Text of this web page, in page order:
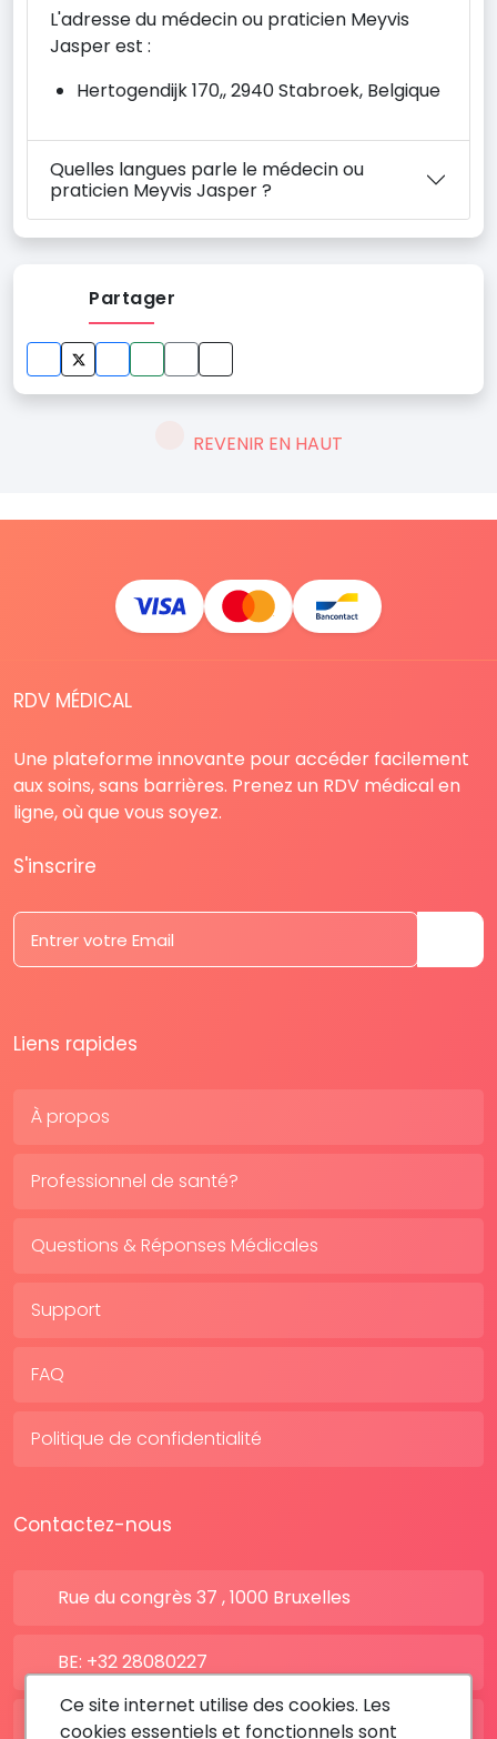
L'adresse du médecin ou praticien Meyvis
Jasper est :
Hertogendijk 170,, 2940 Stabroek, Belgique
Quelles langues parle le médecin ou
praticien Meyvis Jasper ?
Partager
REVENIR EN HAUT
RDV MÉDICAL
Une plateforme innovante pour accéder facilement
aux soins, sans barrières. Prenez un RDV médical en
ligne, où que vous soyez.
S'inscrire
Liens rapides
À propos
Professionnel de santé?
Questions & Réponses Médicales
Support
FAQ
Politique de confidentialité
Contactez-nous
Rue du congrès 37 , 1000 Bruxelles
BE: +32 28080227
FR: +33 183642895
Ce site internet utilise des cookies. Les
cookies essentiels et fonctionnels sont